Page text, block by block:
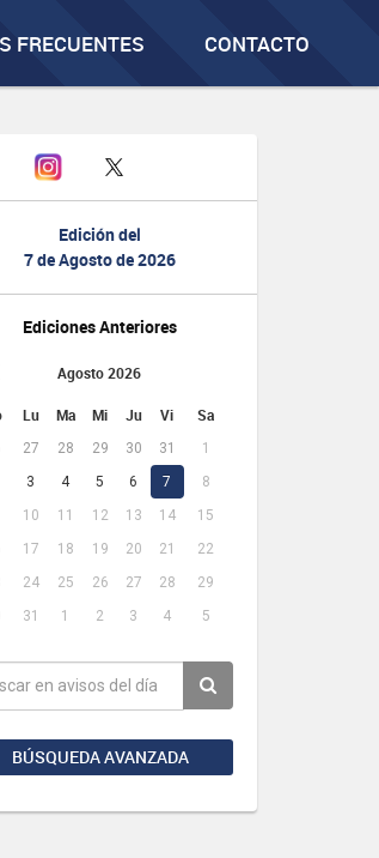
FRECUENTES CONTACTO
Edición del
7 de Agosto de 2026
Ediciones Anteriores
Agosto 2026
Lu Ma Mi Ju Vi Sa
27 28 29 30 31
1
3 4 5 6 7
8
10 11 12 13 14
15
17 18 19 20 21
22
24 25 26 27 28
29
31 1 2 3 4 5
BÚSQUEDA AVANZADA